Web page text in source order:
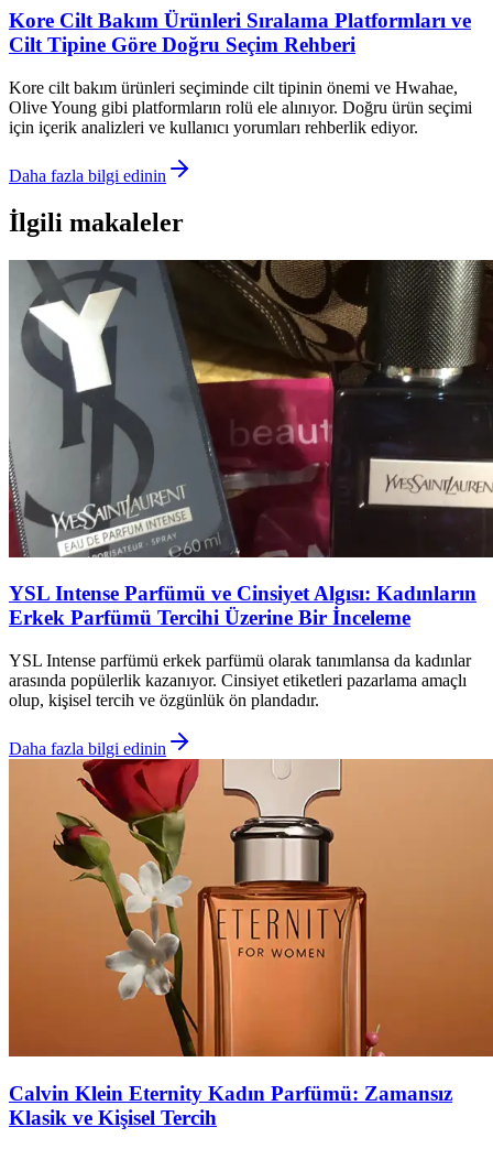
Kore Cilt Bakım Ürünleri Sıralama Platformları ve
Cilt Tipine Göre Doğru Seçim Rehberi
Kore cilt bakım ürünleri seçiminde cilt tipinin önemi ve Hwahae,
Olive Young gibi platformların rolü ele alınıyor. Doğru ürün seçimi
için içerik analizleri ve kullanıcı yorumları rehberlik ediyor.
Daha fazla bilgi edinin
İlgili makaleler
YSL Intense Parfümü ve Cinsiyet Algısı: Kadınların
Erkek Parfümü Tercihi Üzerine Bir İnceleme
YSL Intense parfümü erkek parfümü olarak tanımlansa da kadınlar
arasında popülerlik kazanıyor. Cinsiyet etiketleri pazarlama amaçlı
olup, kişisel tercih ve özgünlük ön plandadır.
Daha fazla bilgi edinin
Calvin Klein Eternity Kadın Parfümü: Zamansız
Klasik ve Kişisel Tercih